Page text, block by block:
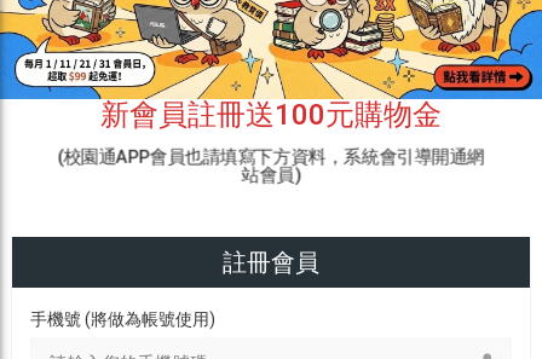
新會員註冊送100元購物金
(校園通APP會員也請填寫下方資料，系統會引導開通網
站會員)
註冊會員
手機號 (將做為帳號使用)